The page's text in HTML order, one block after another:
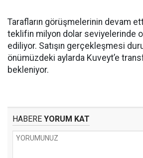
Tarafların görüşmelerinin devam
teklifin milyon dolar seviyelerinde
ediliyor. Satışın gerçekleşmesi
önümüzdeki aylarda Kuveyt’e
bekleniyor.
HABERE YORUM KAT